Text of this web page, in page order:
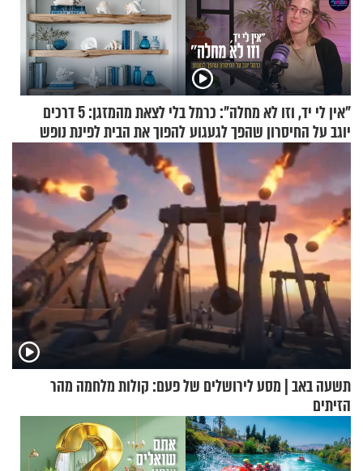
"אין לי יד, וזו לא מחלה": כרמל
יוגב על החיסרון שהפך לגעגוע
בלי לצאת מהמזגן: 5 דרכים
להפוך את הבית לפינת נופש
מעוצבת
תשעה באב | מסע לירושלים של פעם: קולות מלחמה מהר
הזיתים